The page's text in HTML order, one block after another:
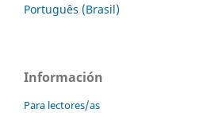
Português (Brasil)
Información
Para lectores/as